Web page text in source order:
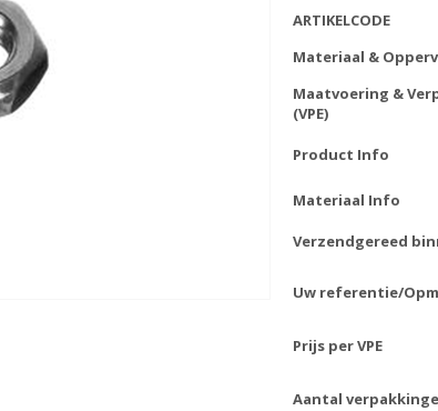
ARTIKELCODE
Materiaal &
Maatvoering &
(VPE)
Product Info
Materiaal Info
Verzendgereed
Uw referentie/
Prijs per VPE
Aantal